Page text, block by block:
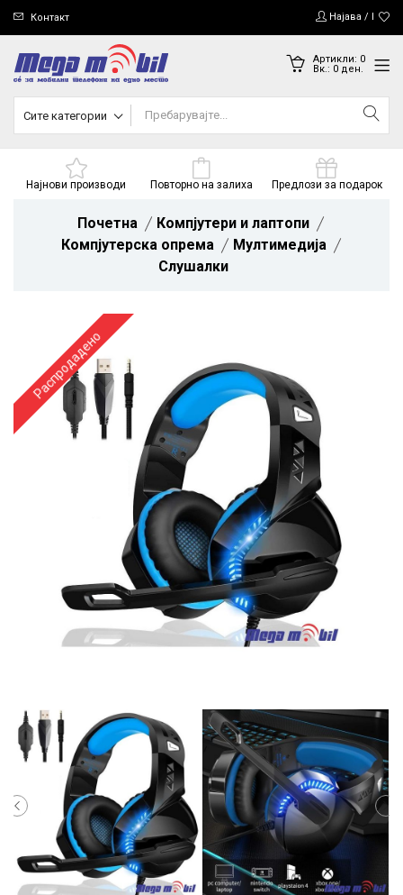
Контакт Најава /
Артикли: 0
Вк.: 0ден.
Сите категории
Најнови производи Повторно на залиха Предлози за подарок
Почетна
Компјутери и лаптопи
Компјутерска опрема
Мултимедија
Слушалки
Распродадено